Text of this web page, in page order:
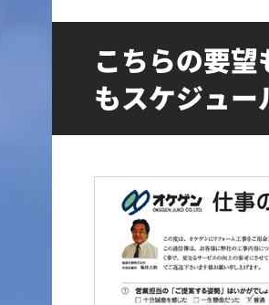
こちらの要
もスケジュー